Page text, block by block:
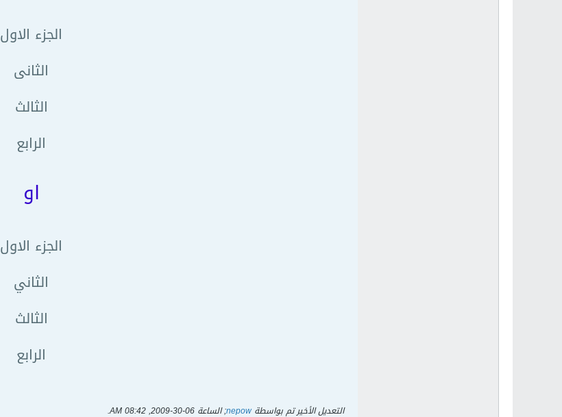
الجزء الاول
الثانى
الثالث
الرابع
او
الجزء الاول
الثاني
الثالث
الرابع
التعديل الأخير تم بواسطة nepow; الساعة 06-30-2009, 08:42 AM
.